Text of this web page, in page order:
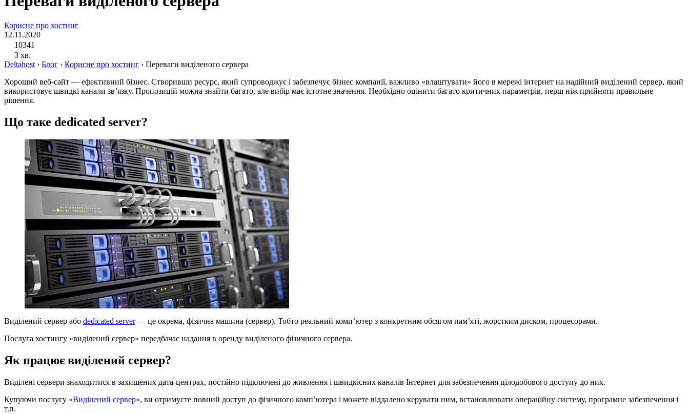
Корисне про хостинг
12.11.2020
10341
3 хв.
Deltahost› Блог › Корисне про хостинг › Переваги виділеного сервера
Хороший веб-сайт — ефективний бізнес. Створивши ресурс, який супроводжує і забезпечує бізнес компанії, важливо «влаштувати» його в мережі інтернет на надійний виділений сервер, який
використовує швидкі канали зв’язку. Пропозицій можна знайти багато, але вибір має істотне значення. Необхідно оцінити багато критичних параметрів, перш ніж прийняти правильне
рішення.
Що таке dedicated server?
Виділений сервер або dedicated server— це окрема, фізична машина (сервер). Тобто реальний комп’ютер з конкретним обсягом пам’яті, жорстким диском, процесорами.
Послуга хостингу «виділений сервер» передбачає надання в оренду виділеного фізичного сервера.
Як працює виділений сервер?
Виділені сервери знаходитися в захищених дата-центрах, постійно підключені до живлення і швидкісних каналів Інтернет для забезпечення цілодобового доступу до них.
Купуючи послугу «Виділений сервер«, ви отримуєте повний доступ до фізичного комп’ютера і можете віддалено керувати ним, встановлювати операційну систему, програмне забезпечення і
т.п.